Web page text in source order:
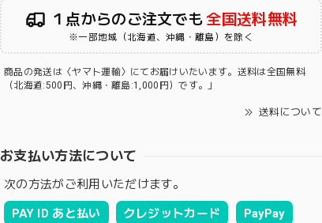
１点からのご注文でも全国送料無料
※一部地域（北海道、沖縄・離島）を除く
商品の発送は〈ヤマト運輸〉にてお届けいたいます。送料は全国無料
（北海道:500円、沖縄・離島:1,000円）です。」
送料について
お支払い方法について
次の方法がご利用いただけます。
PAY ID あと払い クレジットカード PayPay